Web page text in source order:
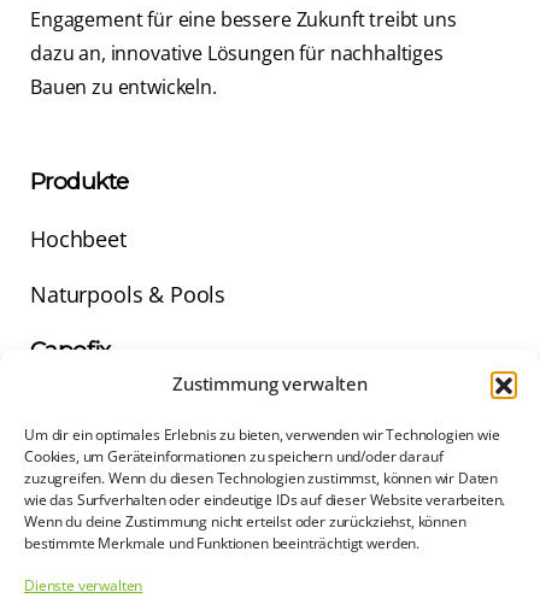
Zustimmung verwalten
Um dir ein optimales Erlebnis zu bieten, verwenden wir Technologien wie
Cookies, um Geräteinformationen zu speichern und/oder darauf
zuzugreifen. Wenn du diesen Technologien zustimmst, können wir Daten
wie das Surfverhalten oder eindeutige IDs auf dieser Website verarbeiten.
Wenn du deine Zustimmung nicht erteilst oder zurückziehst, können
bestimmte Merkmale und Funktionen beeinträchtigt werden.
Dienste verwalten
Engagement für eine bessere Zukunft treibt uns
dazu an, innovative Lösungen für nachhaltiges
Bauen zu entwickeln.
Produkte
Hochbeet
Naturpools & Pools
Capofix
Erfolge
Der Stein
Rechtliches